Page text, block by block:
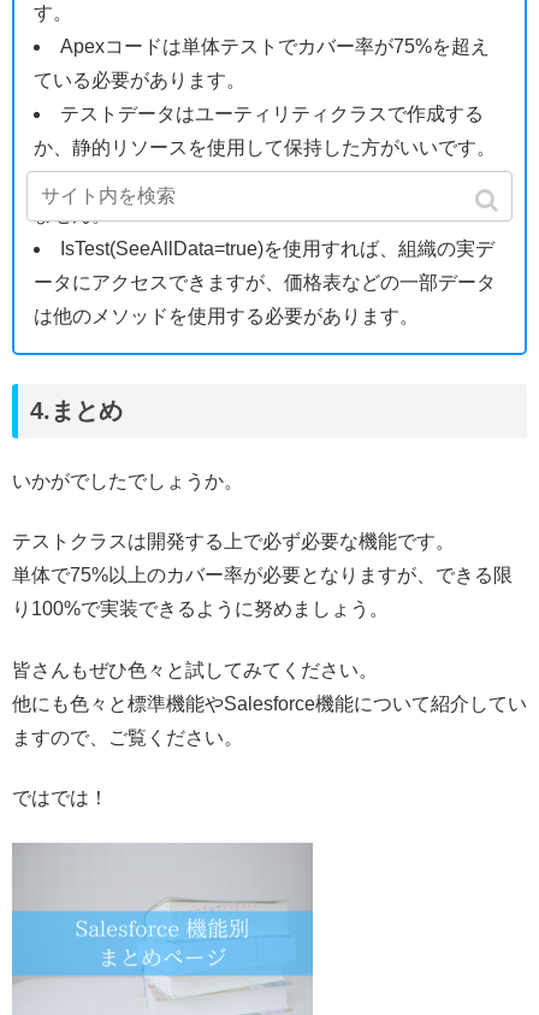
す。
Apexコードは単体テストでカバー率が75%を超え
ている必要があります。
テストデータはユーティリティクラスで作成する
か、静的リソースを使用して保持した方がいいです。
テストメソッド間ではトランザクションは保持され
IsTest(SeeAllData=true)を使用すれば、組織の実デ
ータにアクセスできますが、価格表などの一部データ
は他のメソッドを使用する必要があります。
4.まとめ
いかがでしたでしょうか。
テストクラスは開発する上で必ず必要な機能です。
単体で75%以上のカバー率が必要となりますが、できる限
り100%で実装できるように努めましょう。
皆さんもぜひ色々と試してみてください。
他にも色々と標準機能やSalesforce機能について紹介してい
ますので、ご覧ください。
ではでは！